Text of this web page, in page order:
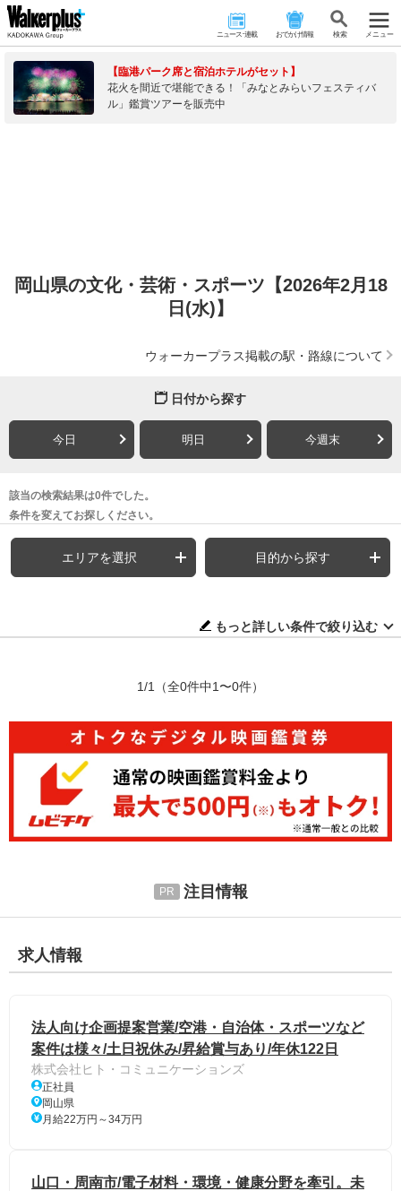
ニュース･連載 おでかけ情報 検 索 メニュー
【臨港パーク席と宿泊ホテルがセット】
花火を間近で堪能できる！「みなとみらいフェスティバ
ル」鑑賞ツアーを販売中
岡山県の文化・芸術・スポーツ【2026年2月18
日(水)】
ウォーカープラス掲載の駅・路線について
日付から探す
今日 明日 今週末
該当の検索結果は0件でした。
条件を変えてお探しください。
エリアを選択 目的から探す
もっと詳しい条件で絞り込む
1/1 （全0件中1〜0件）
注目情報
求人情報
法人向け企画提案営業/空港・自治体・スポーツなど
案件は様々/土日祝休み/昇給賞与あり/年休122日
株式会社ヒト・コミュニケーションズ
正社員
岡山県
月給22万円～34万円
山口・周南市/電子材料・環境・健康分野を牽引。未